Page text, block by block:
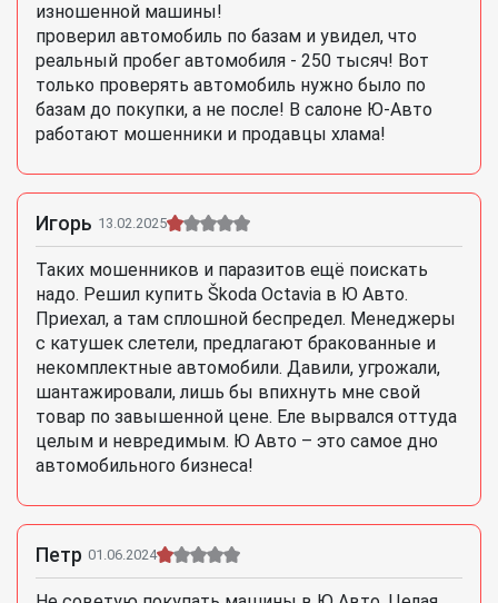
изношенной машины!
проверил автомобиль по базам и увидел, что
реальный пробег автомобиля - 250 тысяч! Вот
только проверять автомобиль нужно было по
базам до покупки, а не после! В салоне Ю-Авто
работают мошенники и продавцы хлама!
Игорь 13.02.2025
Таких мошенников и паразитов ещё поискать
надо. Решил купить Škoda Octavia в Ю Авто.
Приехал, а там сплошной беспредел. Менеджеры
с катушек слетели, предлагают бракованные и
некомплектные автомобили. Давили, угрожали,
шантажировали, лишь бы впихнуть мне свой
товар по завышенной цене. Еле вырвался оттуда
целым и невредимым. Ю Авто – это самое дно
автомобильного бизнеса!
Петр 01.06.2024